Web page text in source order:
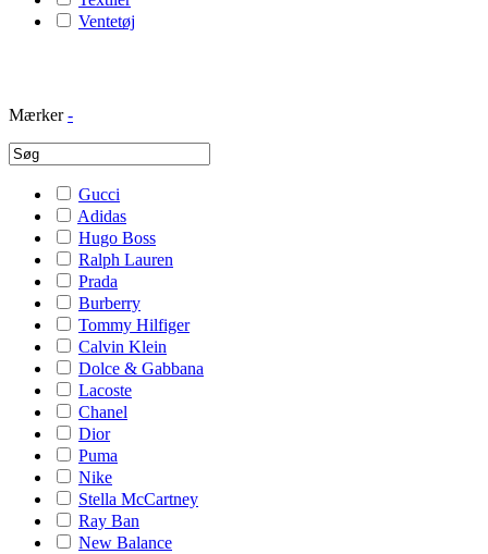
Ventetøj
Mærker -
Gucci
Adidas
Hugo Boss
Ralph Lauren
Prada
Burberry
Tommy Hilfiger
Calvin Klein
Dolce & Gabbana
Lacoste
Chanel
Dior
Puma
Nike
Stella McCartney
Ray Ban
New Balance